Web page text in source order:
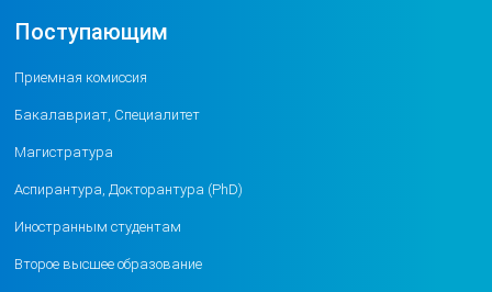
Поступающим
Приемная комиссия
Бакалавриат, Специалитет
Магистратура
Аспирантура, Докторантура (PhD)
Иностранным студентам
Второе высшее образование